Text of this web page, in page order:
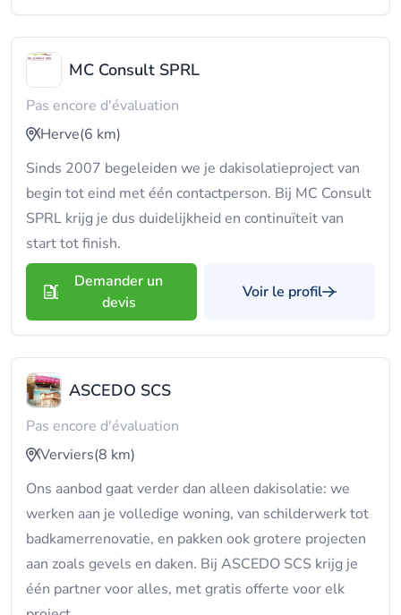
MC Consult SPRL
Pas encore d'évaluation
Herve(6 km)
Sinds 2007 begeleiden we je dakisolatieproject van
begin tot eind met één contactperson. Bij MC Consult
SPRL krijg je dus duidelijkheid en continuïteit van
start tot finish.
Demander un
devis
Voir le profil
ASCEDO SCS
Pas encore d'évaluation
Verviers(8 km)
Ons aanbod gaat verder dan alleen dakisolatie: we
werken aan je volledige woning, van schilderwerk tot
badkamerrenovatie, en pakken ook grotere projecten
aan zoals gevels en daken. Bij ASCEDO SCS krijg je
één partner voor alles, met gratis offerte voor elk